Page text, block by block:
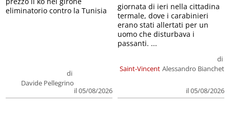
di
Davide Pellegrino
il 05/08/2026
eliminatorio contro la Tunisia
Saint-Vincent
di
Alessandro Bianchet
il 05/08/2026
giornata di ieri nella cittadina
termale, dove i carabinieri
erano stati allertati per un
uomo che disturbava i
passanti. ...